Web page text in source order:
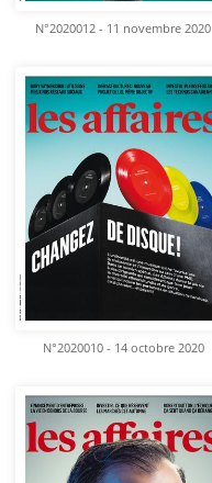
N°2020012 - 11 novembre 2020
N°2020010 - 14 octobre 2020